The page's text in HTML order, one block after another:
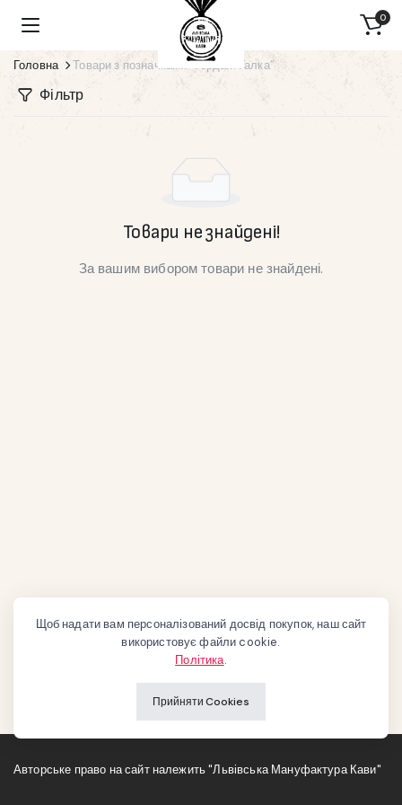
0
Головна Товари з позначками “Гердан. Галка”
Фільтр
Товари не знайдені!
За вашим вибором товари не знайдені.
Авторське право на сайт належить "Львівська Мануфактура Кави"
Щоб надати вам персоналізований досвід покупок, наш сайт
використовує файли cookie.
Політика.
Прийняти Cookies